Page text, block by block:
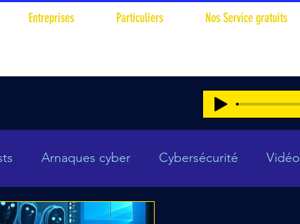
Entreprises Particuliers Nos Service gratuits
Arnaques cyber Cybersécurité Vidéo
Divers Actualités